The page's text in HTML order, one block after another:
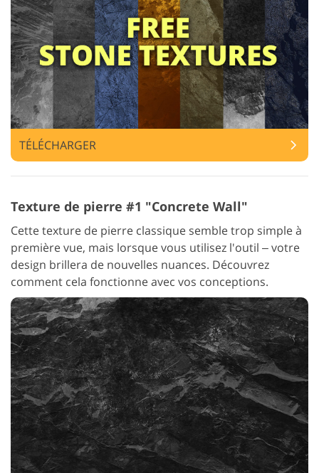
TÉLÉCHARGER
Texture de pierre #1 "Concrete Wall"
Cette texture de pierre classique semble trop simple à
première vue, mais lorsque vous utilisez l'outil ‒ votre
design brillera de nouvelles nuances. Découvrez
comment cela fonctionne avec vos conceptions.